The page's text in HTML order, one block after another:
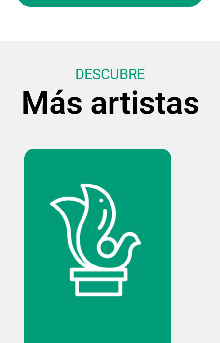
DESCUBRE
Más artistas